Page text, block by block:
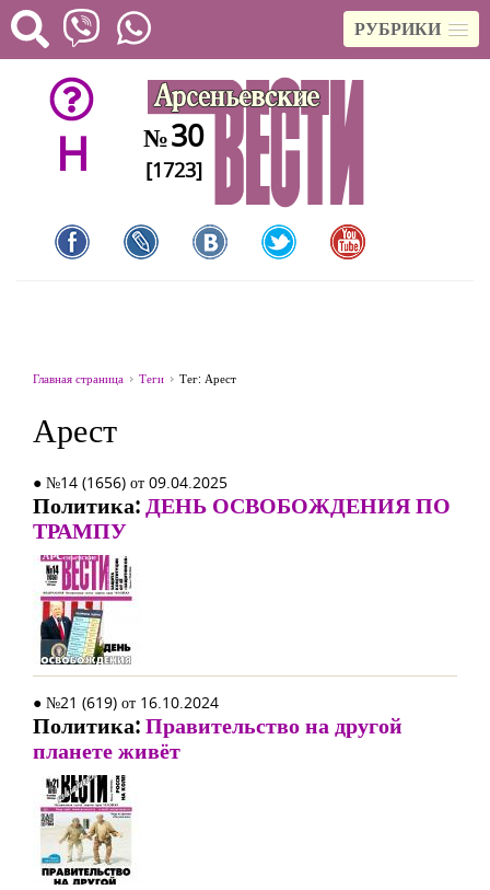
РУБРИКИ
H №30
[1723]
Главная страница Теги Тег: Арест
Арест
● №14 (1656) от 09.04.2025
Политика:ДЕНЬ ОСВОБОЖДЕНИЯ ПО
ТРАМПУ
● №21 (619) от 16.10.2024
Политика:Правительство на другой
планете живёт